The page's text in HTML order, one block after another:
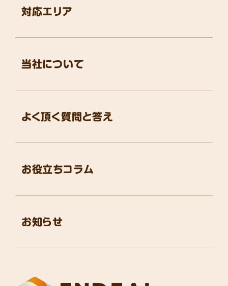
お役立ちコラム
よく頂く質問と答え
お知らせ
対応エリア
当社について